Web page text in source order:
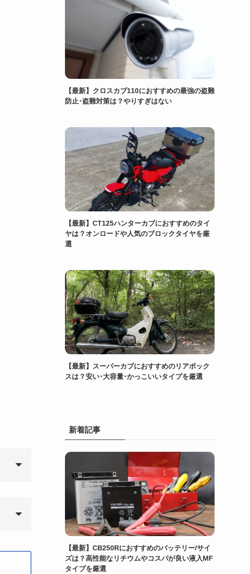
【最新】クロスカブ110におすすめの最強の盗難
防止･盗難対策は？やりすぎはない
【最新】CT125ハンターカブにおすすめのタイ
ヤは？オンロードや人気のブロックタイヤを厳
選
【最新】スーパーカブにおすすめのリアボック
スは？安い･大容量･かっこいいタイプを厳選
新着記事
【最新】CB250Rにおすすめのバッテリー/サイ
ズは？高性能なリチウムやコスパが良い液入MF
タイプを厳選